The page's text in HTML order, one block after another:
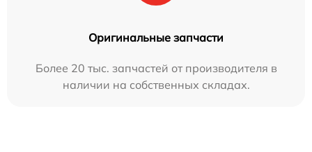
Оригинальные запчасти
Более 20 тыс. запчастей от производителя в
наличии на собственных складах.